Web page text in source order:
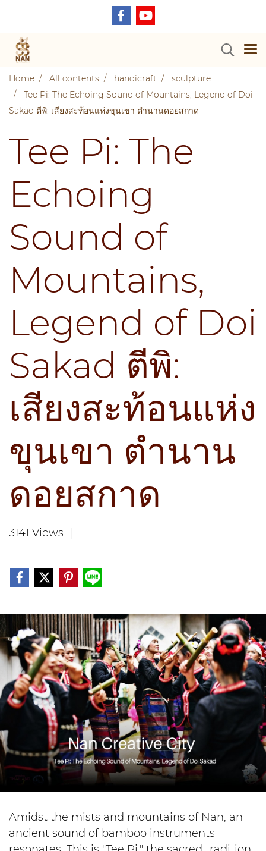
Home All contents handicraft
sculpture
Tee Pi: The Echoing Sound of Mountains, Legend of Doi
Sakad ตีพิ: เสียงสะท้อนแห่งขุนเขา ตำนานดอยสกาด
Tee Pi: The
Echoing
Sound of
Mountains,
Legend of Doi
Sakad ตีพิ:
เสียงสะท้อนแห่ง
ขุนเขา ตำนาน
ดอยสกาด
3141 Views
Amidst the mists and mountains of Nan, an
ancient sound of bamboo instruments